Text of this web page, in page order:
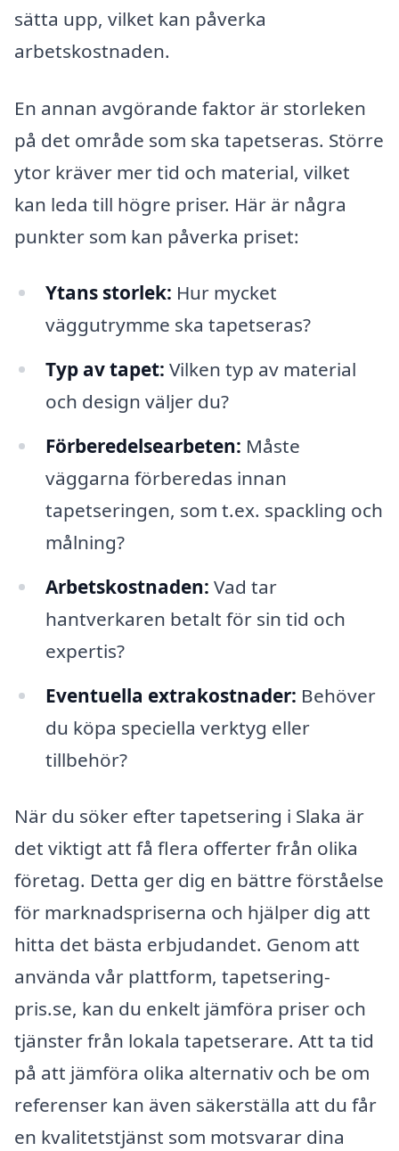
sätta upp, vilket kan påverka
arbetskostnaden.
En annan avgörande faktor är storleken
på det område som ska tapetseras. Större
ytor kräver mer tid och material, vilket
kan leda till högre priser. Här är några
punkter som kan påverka priset:
Ytans storlek: Hur mycket
väggutrymme ska tapetseras?
Typ av tapet: Vilken typ av material
och design väljer du?
Förberedelsearbeten: Måste
väggarna förberedas innan
tapetseringen, som t.ex. spackling och
målning?
Arbetskostnaden: Vad tar
hantverkaren betalt för sin tid och
expertis?
Eventuella extrakostnader: Behöver
du köpa speciella verktyg eller
tillbehör?
När du söker efter tapetsering i Slaka är
det viktigt att få flera offerter från olika
företag. Detta ger dig en bättre förståelse
för marknadspriserna och hjälper dig att
hitta det bästa erbjudandet. Genom att
använda vår plattform, tapetsering-
pris.se, kan du enkelt jämföra priser och
tjänster från lokala tapetserare. Att ta tid
på att jämföra olika alternativ och be om
referenser kan även säkerställa att du får
en kvalitetstjänst som motsvarar dina